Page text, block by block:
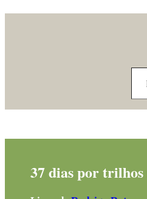
Insira o
37 dias por